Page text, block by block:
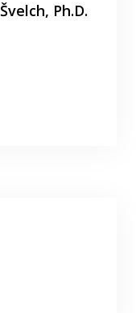
Ph.D.